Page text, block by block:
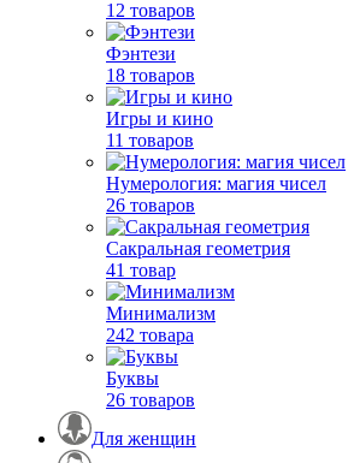
12 товаров
Фэнтези
18 товаров
Игры и кино
11 товаров
Нумерология: магия чисел
26 товаров
Сакральная геометрия
41 товар
Минимализм
242 товара
Буквы
26 товаров
Для женщин